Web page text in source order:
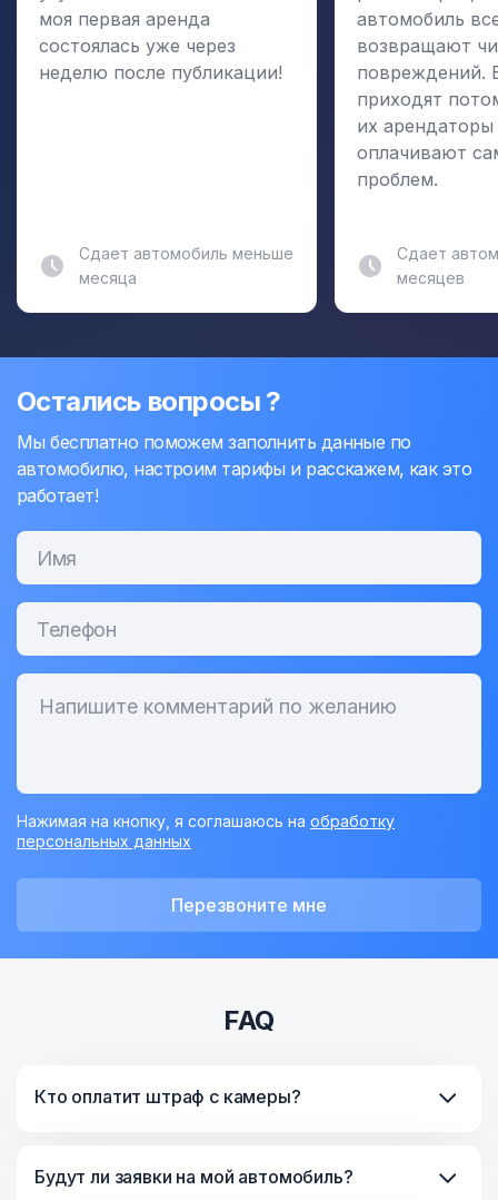
моя первая аренда
состоялась уже через
неделю после публикации!
Сдает автомобиль меньше
месяца
автомобиль
возвращают
повреждений.
приходят
их арендаторы
оплачивают
проблем.
Сдает
месяцев
Остались вопросы ?
Мы бесплатно поможем заполнить данные по
автомобилю, настроим тарифы и расскажем, как это
работает!
Нажимая на кнопку, я соглашаюсь на обработку
персональных данных
Перезвоните мне
FAQ
Кто оплатит штраф с камеры?
Будут ли заявки на мой автомобиль?